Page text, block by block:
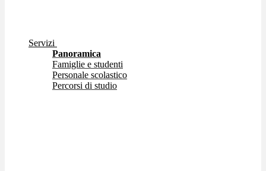
Servizi
Panoramica
Famiglie e studenti
Personale scolastico
Percorsi di studio